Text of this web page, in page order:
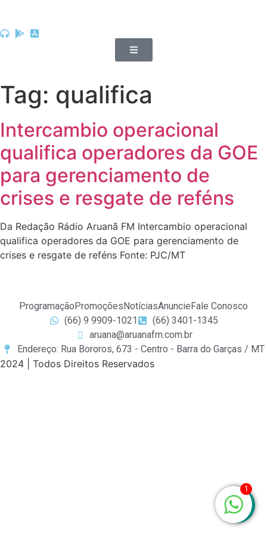
Tag: qualifica
Intercambio operacional
qualifica operadores da GOE
para gerenciamento de
crises e resgate de reféns
Da Redação Rádio Aruanã FM Intercambio operacional
qualifica operadores da GOE para gerenciamento de
crises e resgate de reféns Fonte: PJC/MT
Programação Promoções NotíciasAnuncie Fale Conosco
(66) 9 9909-1021
(66) 3401-1345
aruana@aruanafm.com.br
Endereço: Rua Bororos, 673 - Centro - Barra do Garças / MT
2024 | Todos Direitos Reservados
1